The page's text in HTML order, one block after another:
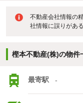
不動産会社情報の
社情報に誤りがあ
樫本不動産(株)の物件
最寄駅 -